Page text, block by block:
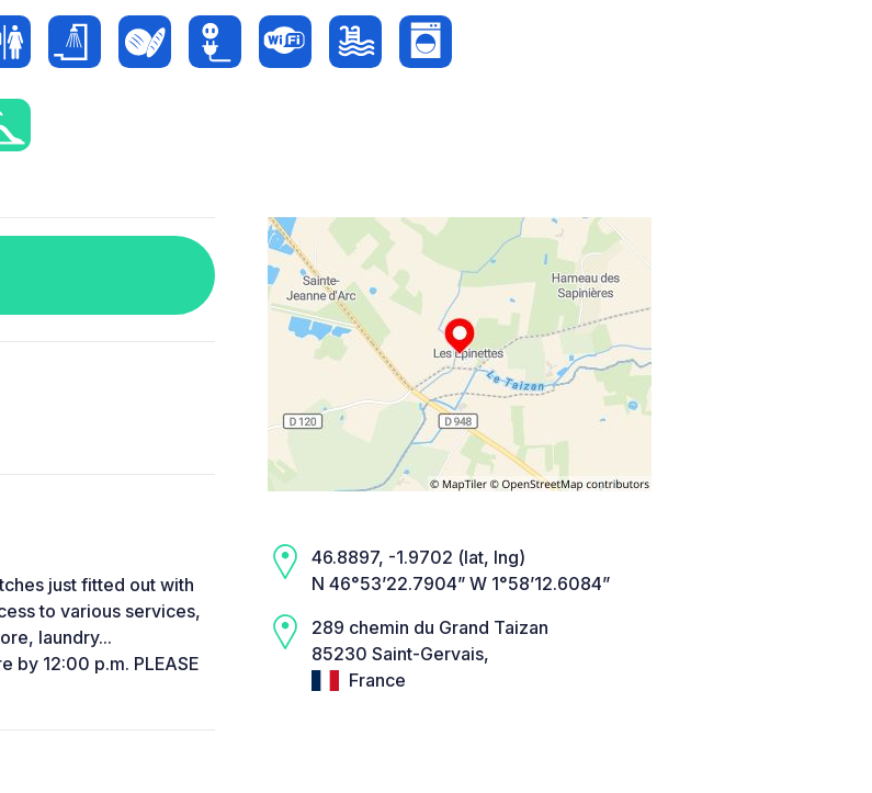
just fitted out with
to various services,
laundry...
by 12:00 p.m. PLEASE
46.8897, -1.9702 (lat, lng)
N 46°53’22.7904” W 1°58’12.6084”
289 chemin du Grand Taizan
85230 Saint-Gervais,
France